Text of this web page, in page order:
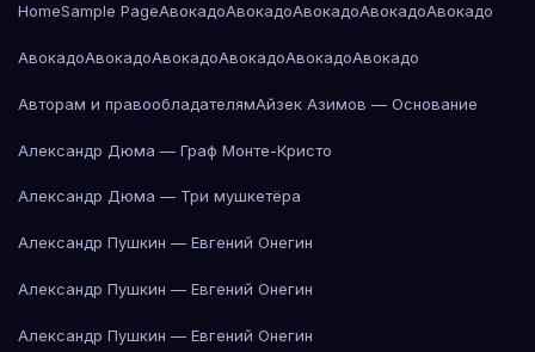
HomeSample PageАвокадоАвокадоАвокадоАвокадоАвокадо
АвокадоАвокадоАвокадоАвокадоАвокадоАвокадо
Авторам и правообладателямАйзек Азимов — Основание
Александр Дюма — Граф Монте-Кристо
Александр Дюма — Три мушкетёра
Александр Пушкин — Евгений Онегин
Александр Пушкин — Евгений Онегин
Александр Пушкин — Евгений Онегин